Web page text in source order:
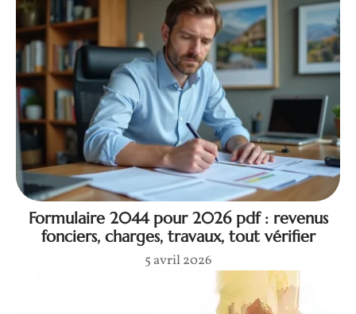
Formulaire 2044 pour 2026 pdf : revenus
fonciers, charges, travaux, tout vérifier
5 avril 2026